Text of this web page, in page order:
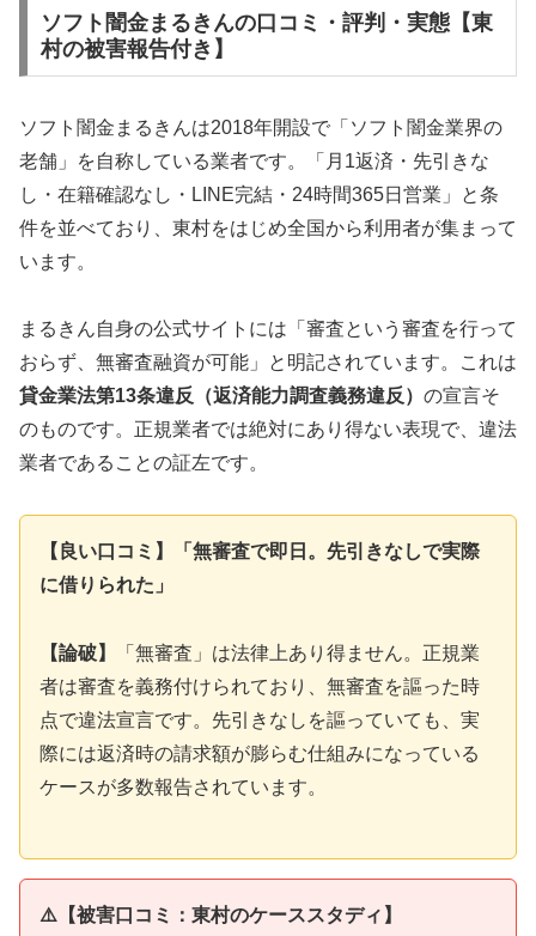
ソフト闇金まるきんの口コミ・評判・実態【東
村の被害報告付き】
ソフト闇金まるきんは2018年開設で「ソフト闇金業界の
老舗」を自称している業者です。「月1返済・先引きな
し・在籍確認なし・LINE完結・24時間365日営業」と条
件を並べており、東村をはじめ全国から利用者が集まって
います。
まるきん自身の公式サイトには「審査という審査を行って
おらず、無審査融資が可能」と明記されています。これは
貸金業法第13条違反（返済能力調査義務違反） の宣言そ
のものです。正規業者では絶対にあり得ない表現で、違法
業者であることの証左です。
【良い口コミ】「無審査で即日。先引きなしで実際
に借りられた」
【論破】
「無審査」は法律上あり得ません。正規業
者は審査を義務付けられており、無審査を謳った時
点で違法宣言です。先引きなしを謳っていても、実
際には返済時の請求額が膨らむ仕組みになっている
ケースが多数報告されています。
⚠️【被害口コミ：東村のケーススタディ】